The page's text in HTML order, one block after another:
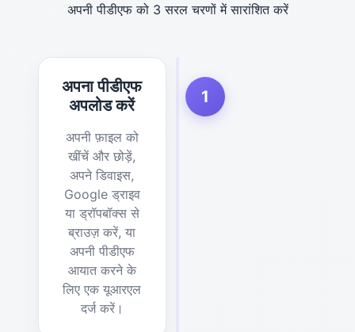
अपनी पीडीएफ को 3 सरल चरणों में सारांशित करें
1
अपना पीडीएफ
अपलोड करें
अपनी फ़ाइल को
खींचें और छोड़ें,
अपने डिवाइस,
Google ड्राइव
या ड्रॉपबॉक्स से
ब्राउज़ करें, या
अपनी पीडीएफ
आयात करने के
लिए एक यूआरएल
दर्ज करें।